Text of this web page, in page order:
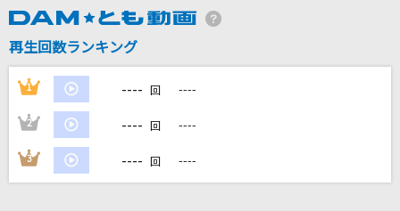
藍井エイル
ダーリン
Mrs. GREEN APPLE
[生音]Everything
Misia
再生回数ランキング
1 ---- 回 ----
2 ---- 回 ----
3 ---- 回 ----